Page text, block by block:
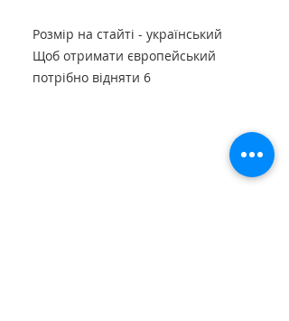
Розмір на стайті - український
Щоб отримати європейський
потрібно відняти 6